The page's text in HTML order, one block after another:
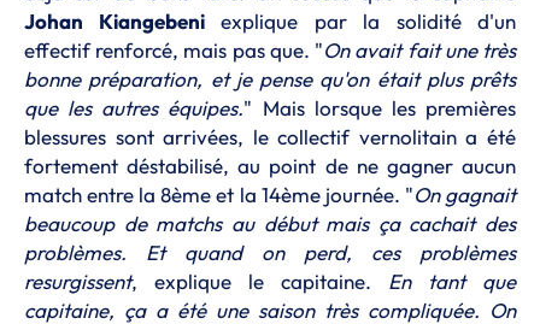
Johan Kiangebeniexplique par la solidité d'un
effectif renforcé, mais pas que. "On avait fait une très
bonne préparation, et jepense qu'on était plus prêts
que les autres équipes." Mais lorsque les premières
blessures sont arrivées, le collectif vernolitain a été
fortement déstabilisé, au point de ne gagner aucun
match entre la 8ème et la 14ème journée. "On gagnait
beaucoup de matchs au début mais ça cachait des
problèmes. Et quand on perd, ces problèmes
resurgissent, explique le capitaine. En tant que
capitaine, ça a été une saison très compliquée. On